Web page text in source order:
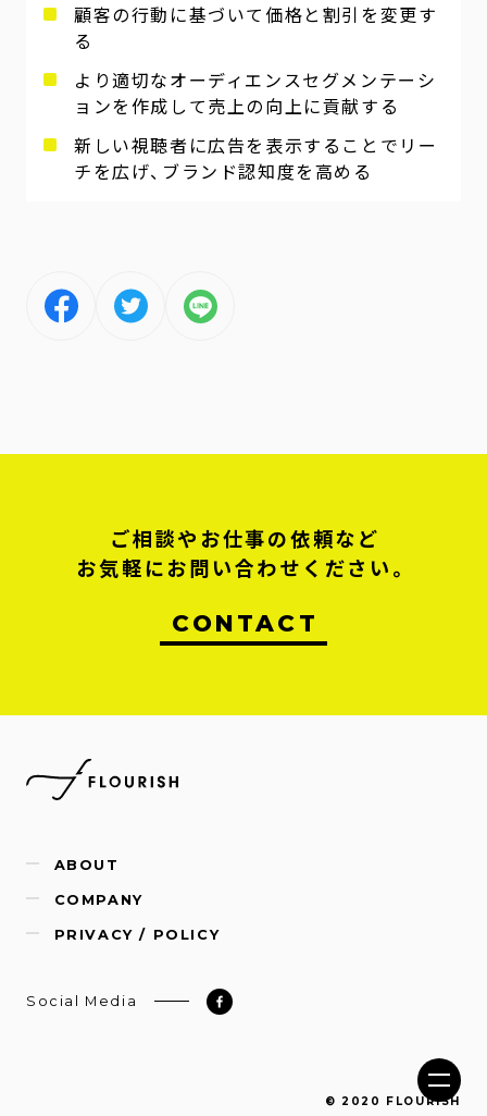
顧客の行動に基づいて価格と割引を変更す
る
より適切なオーディエンスセグメンテーシ
ョンを作成して売上の向上に貢献する
新しい視聴者に広告を表示することでリー
チを広げ、ブランド認知度を高める
ご相談やお仕事の依頼など
お気軽にお問い合わせください。
CONTACT
ABOUT
COMPANY
PRIVACY / POLICY
Social Media
© 2020 FLOURISH